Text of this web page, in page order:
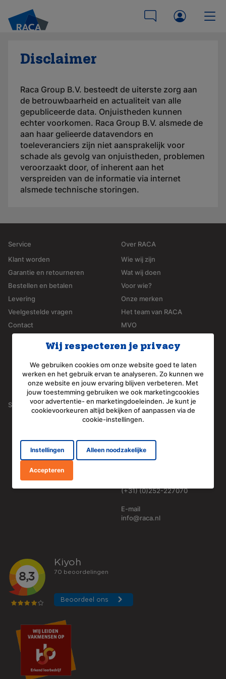
Disclaimer
Raca Group B.V. besteedt de uiterste zorg aan
de betrouwbaarheid en actualiteit van alle
gepubliceerde data. Onjuistheden kunnen
echter voorkomen. Raca Group B.V. alsmede de
aan haar gelieerde datavendors en
toeleveranciers zijn niet aansprakelijk voor
schade als gevolg van onjuistheden, problemen
veroorzaakt door, of inherent aan het
verspreiden van de informatie via internet
alsmede technische storingen.
Wij respecteren je privacy
We gebruiken cookies om onze website goed te laten
werken en het gebruik ervan te analyseren. Zo kunnen we
onze website en jouw ervaring blijven verbeteren. Met
jouw toestemming gebruiken we ook marketingcookies
voor advertentie- en marketingdoeleinden. Je kunt je
cookievoorkeuren altijd bekijken of aanpassen via de
cookie-instellingen.
Instellingen Alleen noodzakelijke
Accepteren
Service
Klant worden
Garantie en retourneren
Bestellen en betalen
Levering
Veelgestelde vragen
Contact
Over RACA
Wie wij zijn
Wat wij doen
Voor wie?
Onze merken
Het team van RACA
MVO
Werken bij RACA
SBB erkend leerbedrijf
Referenties
Social media
Contactgegevens
Arnoudstraat 22
vrijdag
(+31) (0)252-227070
E-mail
info@raca.nl